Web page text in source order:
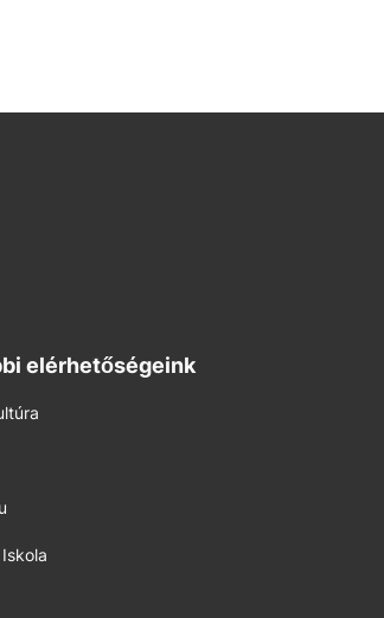
elérhetőségeink